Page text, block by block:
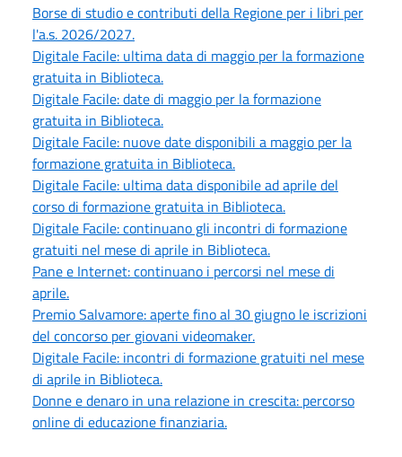
Borse di studio e contributi della Regione per i libri per
l'a.s. 2026/2027.
Digitale Facile: ultima data di maggio per la formazione
gratuita in Biblioteca.
Digitale Facile: date di maggio per la formazione
gratuita in Biblioteca.
Digitale Facile: nuove date disponibili a maggio per la
formazione gratuita in Biblioteca.
Digitale Facile: ultima data disponibile ad aprile del
corso di formazione gratuita in Biblioteca.
Digitale Facile: continuano gli incontri di formazione
gratuiti nel mese di aprile in Biblioteca.
Pane e Internet: continuano i percorsi nel mese di
aprile.
Premio Salvamore: aperte fino al 30 giugno le iscrizioni
del concorso per giovani videomaker.
Digitale Facile: incontri di formazione gratuiti nel mese
di aprile in Biblioteca.
Donne e denaro in una relazione in crescita: percorso
online di educazione finanziaria.